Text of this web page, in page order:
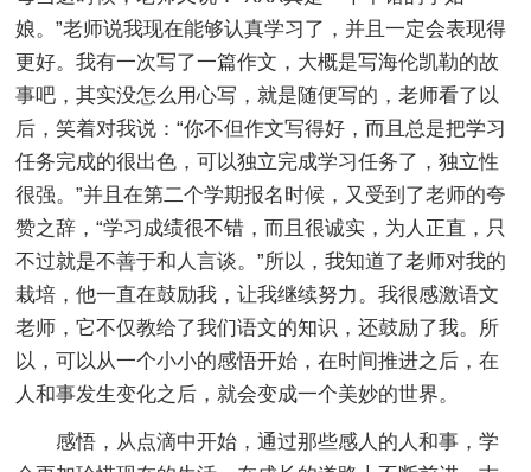
娘。”老师说我现在能够认真学习了，并且一定会表现得
更好。我有一次写了一篇作文，大概是写海伦凯勒的故
事吧，其实没怎么用心写，就是随便写的，老师看了以
后，笑着对我说：“你不但作文写得好，而且总是把学习
任务完成的很出色，可以独立完成学习任务了，独立性
很强。”并且在第二个学期报名时候，又受到了老师的夸
赞之辞，“学习成绩很不错，而且很诚实，为人正直，只
不过就是不善于和人言谈。”所以，我知道了老师对我的
栽培，他一直在鼓励我，让我继续努力。我很感激语文
老师，它不仅教给了我们语文的知识，还鼓励了我。所
以，可以从一个小小的感悟开始，在时间推进之后，在
人和事发生变化之后，就会变成一个美妙的世界。
感悟，从点滴中开始，通过那些感人的人和事，学